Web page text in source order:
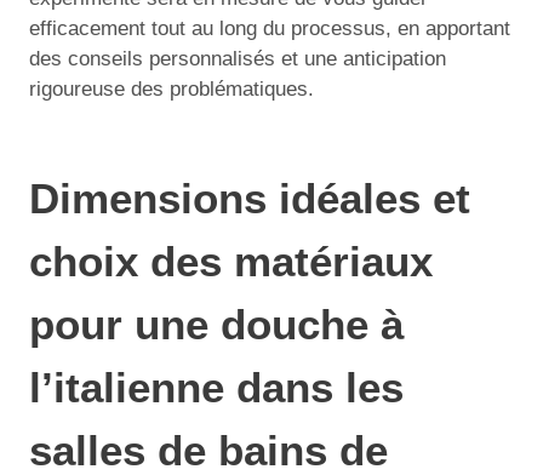
efficacement tout au long du processus, en apportant
des conseils personnalisés et une anticipation
rigoureuse des problématiques.
Dimensions idéales et
choix des matériaux
pour une douche à
l’italienne dans les
salles de bains de